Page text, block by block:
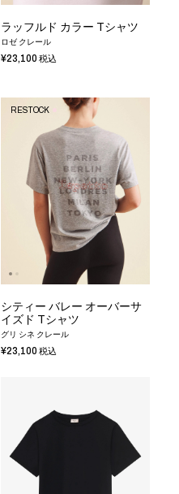
ラッフルド カラー Tシャツ
ロゼ クレール
¥23,100 税込
RESTOCK
シティー バレー オーバーサ
イズド Tシャツ
グリ シネ クレール
¥23,100 税込